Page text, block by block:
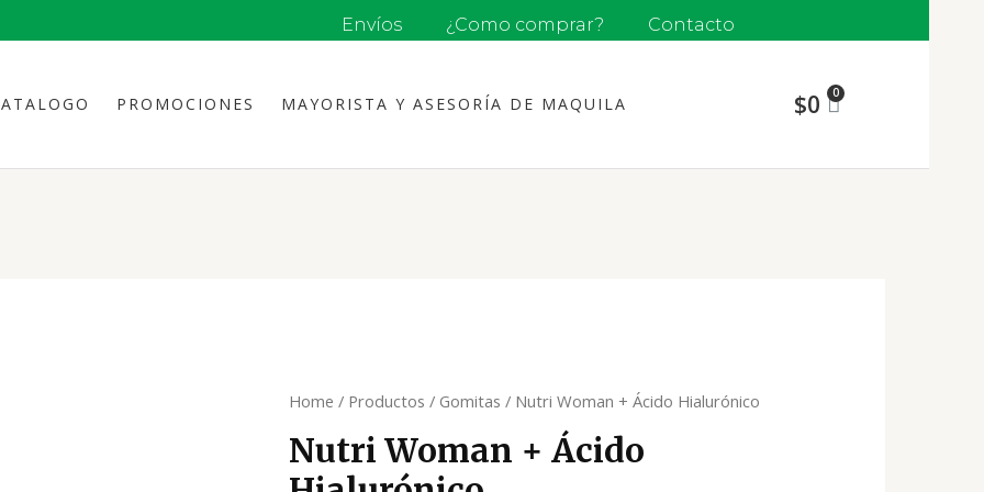
Envíos ¿Como comprar? Contacto
PROMOCIONES MAYORISTA Y ASESORÍA DE MAQUILA $0
Home / Productos / Gomitas / Nutri Woman + Ácido Hialurónico
Nutri Woman + Ácido